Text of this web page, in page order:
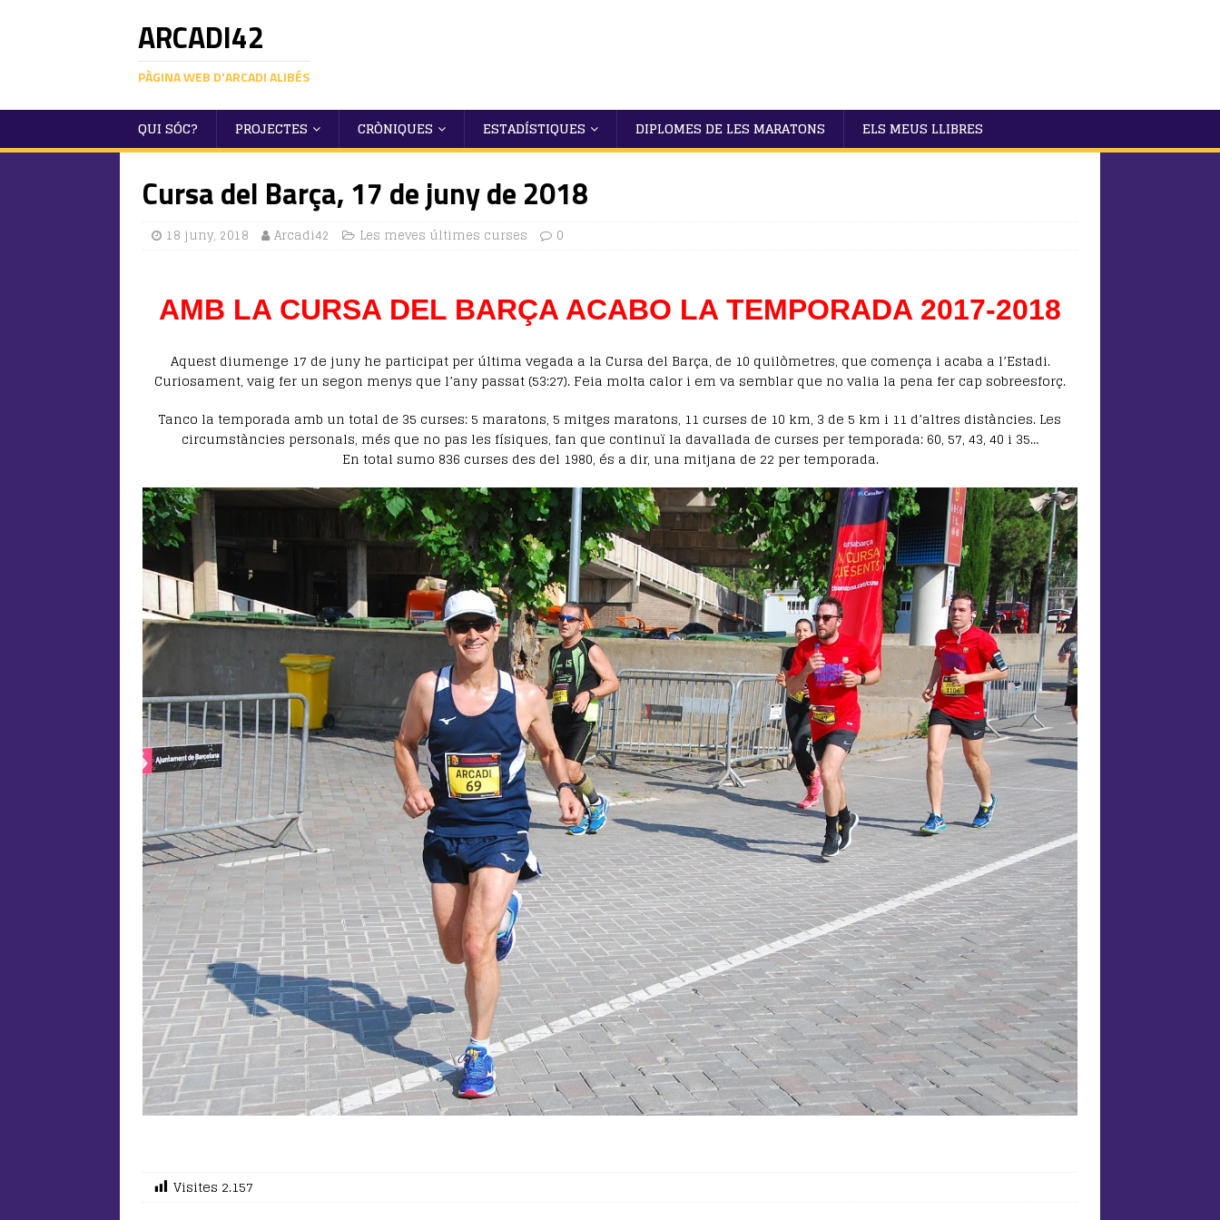
ARCADI42
PÀGINA WEB D'ARCADI ALIBÉS
QUI SÓC? PROJECTES CRÒNIQUES ESTADÍSTIQUES DIPLOMES DE LES MARATONS ELS MEUS LLIBRES
Cursa del Barça, 17 de juny de 2018
18 juny, 2018 Arcadi42 Les meves últimes curses 0
AMB LA CURSA DEL BARÇA ACABO LA TEMPORADA 2017-2018
Aquest diumenge 17 de juny he participat per última vegada a la Cursa del Barça, de 10 quilòmetres, que comença i acaba a l’Estadi.
Curiosament, vaig fer un segon menys que l’any passat (53:27). Feia molta calor i em va semblar que no valia la pena fer cap sobreesforç.
Tanco la temporada amb un total de 35 curses: 5 maratons, 5 mitges maratons, 11 curses de 10 km, 3 de 5 km i 11 d’altres distàncies. Les
circumstàncies personals, més que no pas les físiques, fan que continuï la davallada de curses per temporada: 60, 57, 43, 40 i 35…
En total sumo 836 curses des del 1980, és a dir, una mitjana de 22 per temporada.
Visites 2.157